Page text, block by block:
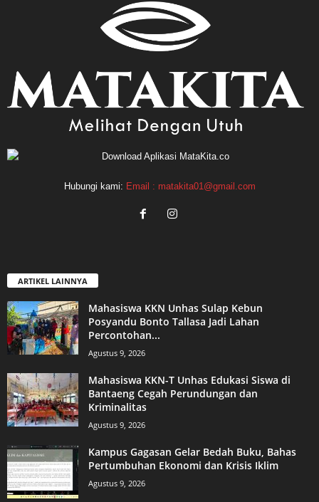
Hubungi kami: Email : matakita01@gmail.com
ARTIKEL LAINNYA
Mahasiswa KKN Unhas Sulap Kebun
Posyandu Bonto Tallasa Jadi Lahan
Percontohan...
Agustus 9, 2026
Mahasiswa KKN-T Unhas Edukasi Siswa di
Bantaeng Cegah Perundungan dan
Kriminalitas
Agustus 9, 2026
Kampus Gagasan Gelar Bedah Buku, Bahas
Pertumbuhan Ekonomi dan Krisis Iklim
Agustus 9, 2026